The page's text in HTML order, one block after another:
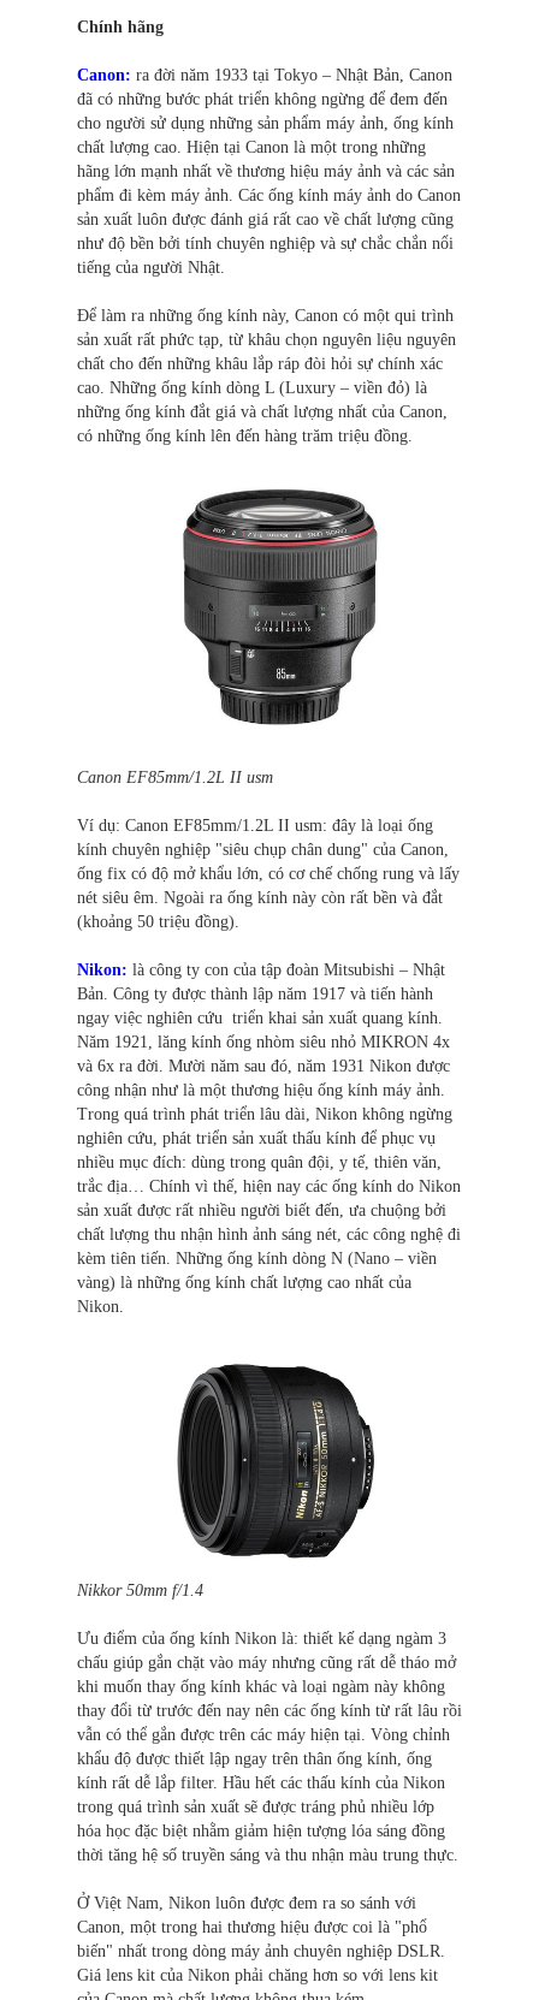
Chính hãng
Canon: ra đời năm 1933 tại Tokyo – Nhật Bản, Canon
đã có những bước phát triển không ngừng để đem đến
cho người sử dụng những sản phẩm máy ảnh, ống kính
chất lượng cao. Hiện tại Canon là một trong những
hãng lớn mạnh nhất về thương hiệu máy ảnh và các sản
phẩm đi kèm máy ảnh. Các ống kính máy ảnh do Canon
sản xuất luôn được đánh giá rất cao về chất lượng cũng
như độ bền bởi tính chuyên nghiệp và sự chắc chắn nổi
tiếng của người Nhật.
Để làm ra những ống kính này, Canon có một qui trình
sản xuất rất phức tạp, từ khâu chọn nguyên liệu nguyên
chất cho đến những khâu lắp ráp đòi hỏi sự chính xác
cao. Những ống kính dòng L (Luxury – viền đỏ) là
những ống kính đắt giá và chất lượng nhất của Canon,
có những ống kính lên đến hàng trăm triệu đồng.
Canon EF85mm/1.2L II usm
Ví dụ: Canon EF85mm/1.2L II usm: đây là loại ống
kính chuyên nghiệp "siêu chụp chân dung" của Canon,
ống fix có độ mở khẩu lớn, có cơ chế chống rung và lấy
nét siêu êm. Ngoài ra ống kính này còn rất bền và đắt
(khoảng 50 triệu đồng).
Nikon: là công ty con của tập đoàn Mitsubishi – Nhật
Bản. Công ty được thành lập năm 1917 và tiến hành
ngay việc nghiên cứu triển khai sản xuất quang kính.
Năm 1921, lăng kính ống nhòm siêu nhỏ MIKRON 4x
và 6x ra đời. Mười năm sau đó, năm 1931 Nikon được
công nhận như là một thương hiệu ống kính máy ảnh.
Trong quá trình phát triển lâu dài, Nikon không ngừng
nghiên cứu, phát triển sản xuất thấu kính để phục vụ
nhiều mục đích: dùng trong quân đội, y tế, thiên văn,
trắc địa… Chính vì thế, hiện nay các ống kính do Nikon
sản xuất được rất nhiều người biết đến, ưa chuộng bởi
chất lượng thu nhận hình ảnh sáng nét, các công nghệ đi
kèm tiên tiến. Những ống kính dòng N (Nano – viền
vàng) là những ống kính chất lượng cao nhất của
Nikon.
Nikkor 50mm f/1.4
Ưu điểm của ống kính Nikon là: thiết kế dạng ngàm 3
chấu giúp gắn chặt vào máy nhưng cũng rất dễ tháo mở
khi muốn thay ống kính khác và loại ngàm này không
thay đổi từ trước đến nay nên các ống kính từ rất lâu rồi
vẫn có thể gắn được trên các máy hiện tại. Vòng chỉnh
khẩu độ được thiết lập ngay trên thân ống kính, ống
kính rất dễ lắp filter. Hầu hết các thấu kính của Nikon
trong quá trình sản xuất sẽ được tráng phủ nhiều lớp
hóa học đặc biệt nhằm giảm hiện tượng lóa sáng đồng
thời tăng hệ số truyền sáng và thu nhận màu trung thực.
Ở Việt Nam, Nikon luôn được đem ra so sánh với
Canon, một trong hai thương hiệu được coi là "phổ
biến" nhất trong dòng máy ảnh chuyên nghiệp DSLR.
Giá lens kit của Nikon phải chăng hơn so với lens kit